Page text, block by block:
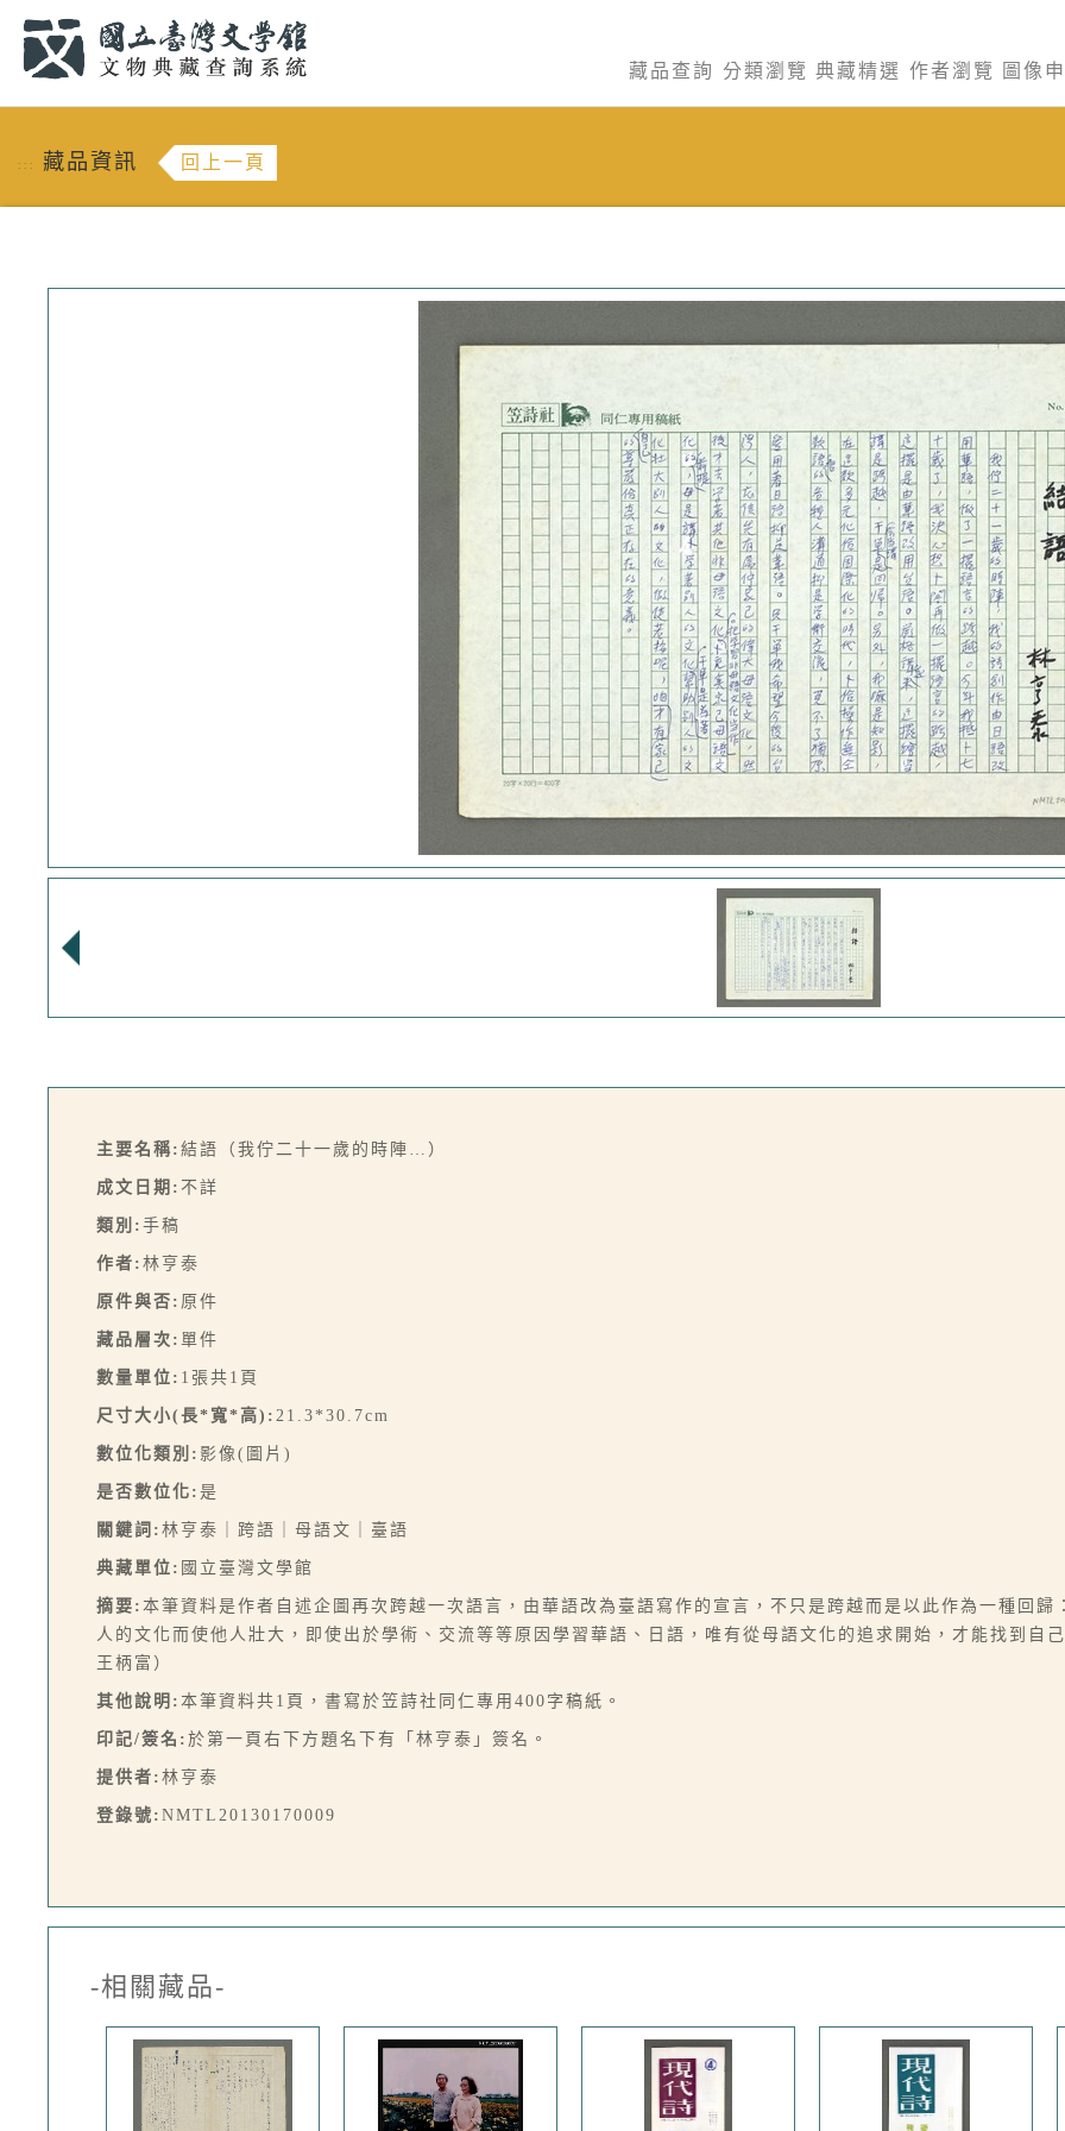
藏品查詢 分類瀏覽 典藏精選 作者瀏覽 圖像
::: 藏品資訊 回上一頁
主要名稱: 結語（我佇二十一歲的時陣…）
成文日期: 不詳
類別: 手稿
作者: 林亨泰
原件與否: 原件
藏品層次: 單件
數量單位: 1張共1頁
尺寸大小(長*寬*高): 21.3*30.7cm
數位化類別: 影像(圖片)
是否數位化: 是
關鍵詞: 林亨泰｜跨語｜母語文｜臺語
典藏單位: 國立臺灣文學館
摘要: 本筆資料是作者自述企圖再次跨越一次語言，由華語改為臺語寫作的宣言，不只是跨越而是以此作為一種回
人的文化而使他人壯大，即使出於學術、交流等等原因學習華語、日語，唯有從母語文化的追求開始，才能找到自
王柄富）
其他說明: 本筆資料共1頁，書寫於笠詩社同仁專用400字稿紙。
印記/簽名: 於第一頁右下方題名下有「林亨泰」簽名。
提供者: 林亨泰
登錄號: NMTL20130170009
-相關藏品-